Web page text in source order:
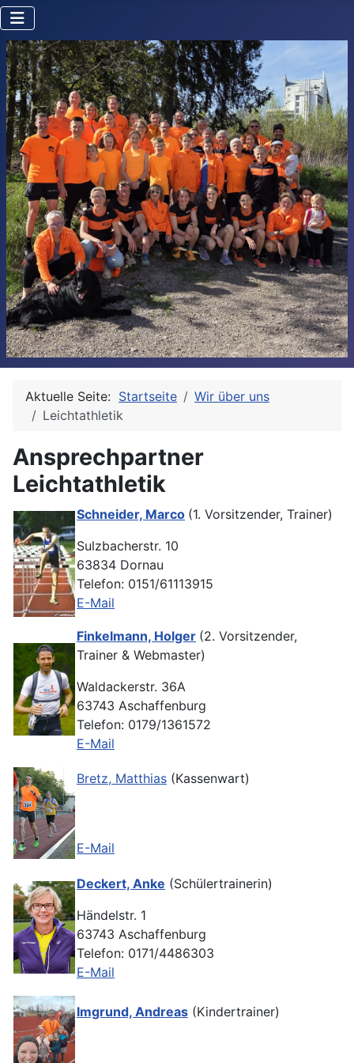
Aktuelle Seite: Startseite
Wir über uns
Leichtathletik
Ansprechpartner
Leichtathletik
Schneider, Marco (1. Vorsitzender, Trainer)
Sulzbacherstr. 10
63834 Dornau
Telefon: 0151/61113915
E-Mail
Finkelmann, Holger (2. Vorsitzender,
Trainer & Webmaster)
Waldackerstr. 36A
63743 Aschaffenburg
Telefon: 0179/1361572
E-Mail
Bretz, Matthias (Kassenwart)
E-Mail
Deckert, Anke (Schülertrainerin)
Händelstr. 1
63743 Aschaffenburg
Telefon: 0171/4486303
E-Mail
Imgrund, Andreas (Kindertrainer)